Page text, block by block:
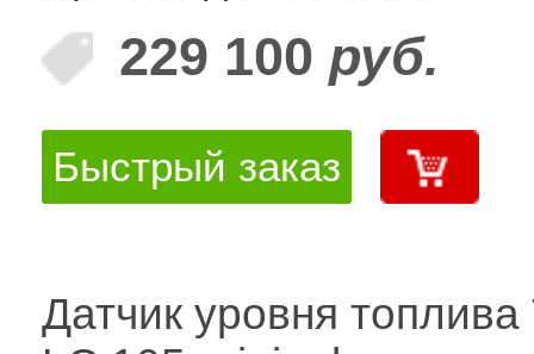
229 100 руб.
Быстрый заказ
Датчик уровня топлива